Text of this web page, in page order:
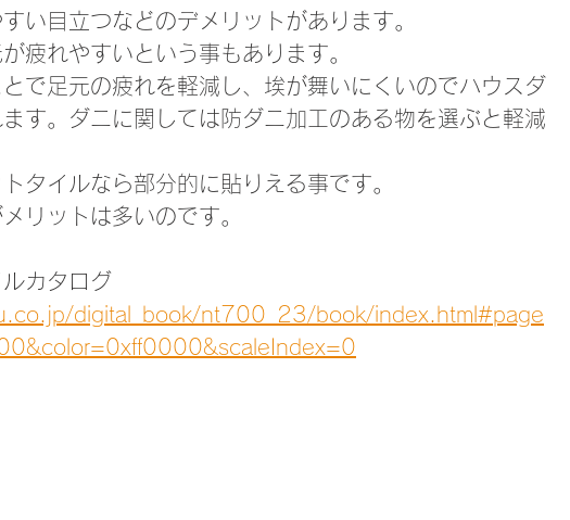
い目立つなどのデメリットがあります。
疲れやすいという事もあります。
で足元の疲れを軽減し、埃が舞いにくいのでハウスダ
す。ダニに関しては防ダニ加工のある物を選ぶと軽減
タイルなら部分的に貼りえる事です。
リットは多いのです。
カタログ
digital_book/nt700_23/book/index.html#page